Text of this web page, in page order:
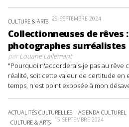
CULTURE & ARTS 29 SEPTEMBRE 2024
Collectionneuses de rêves
photographes surréalistes
parLouane Lallemant
"Pourquoi n'accorderais-je pas au rêve
réalité, soit cette valeur de certitude en
temps, n'est point exposée à mon
ACTUALITÉS CULTURELLES AGENDA CULTUREL
CULTURE & ARTS 15 SEPTEMBRE 2024